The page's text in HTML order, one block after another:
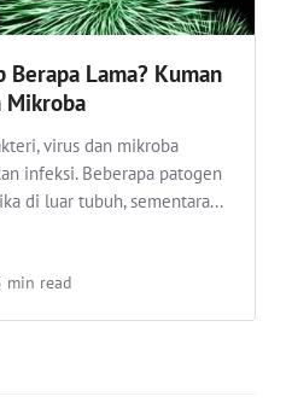
Berapa Lama? Kuman
Mikroba
virus dan mikroba
infeksi. Beberapa patogen
di luar tubuh, sementara...
min read